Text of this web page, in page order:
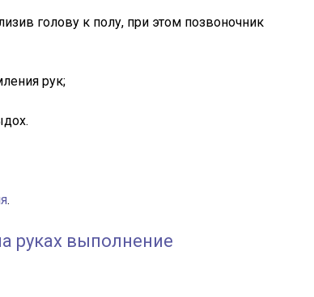
голову к полу, при этом позвоночник
рук;
.